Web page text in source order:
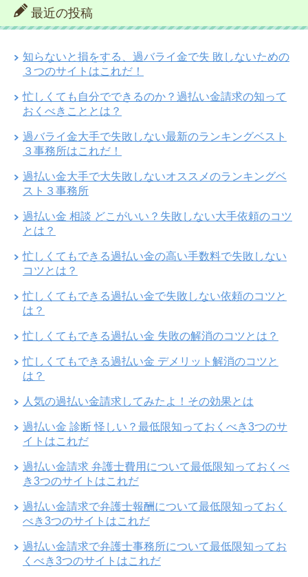
最近の投稿
知らないと損をする、過バライ金で失 敗しないための
３つのサイトはこれだ！
忙しくても自分でできるのか？過払い金請求の知って
おくべきこととは？
過バライ金大手で失敗しない最新のランキングベスト
３事務所はこれだ！
過払い金大手で大失敗しないオススメのランキングベ
スト３事務所
過払い金 相談 どこがいい？失敗しない大手依頼のコツ
とは？
忙しくてもできる過払い金の高い手数料で失敗しない
コツとは？
忙しくてもできる過払い金で失敗しない依頼のコツと
は？
忙しくてもできる過払い金 失敗の解消のコツとは？
忙しくてもできる過払い金 デメリット解消のコツと
は？
人気の過払い金請求してみたよ！その効果とは
過払い金 診断 怪しい？最低限知っておくべき3つのサ
イトはこれだ
過払い金請求 弁護士費用について最低限知っておくべ
き3つのサイトはこれだ
過払い金請求で弁護士報酬について最低限知っておく
べき3つのサイトはこれだ
過払い金請求で弁護士事務所について最低限知ってお
くべき3つのサイトはこれだ